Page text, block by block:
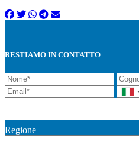
RESTIAMO IN CONTATTO
Regione